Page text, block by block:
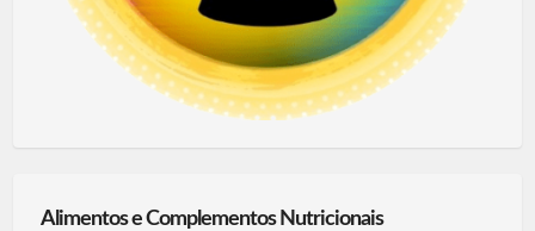
Alimentos e Complementos Nutricionais